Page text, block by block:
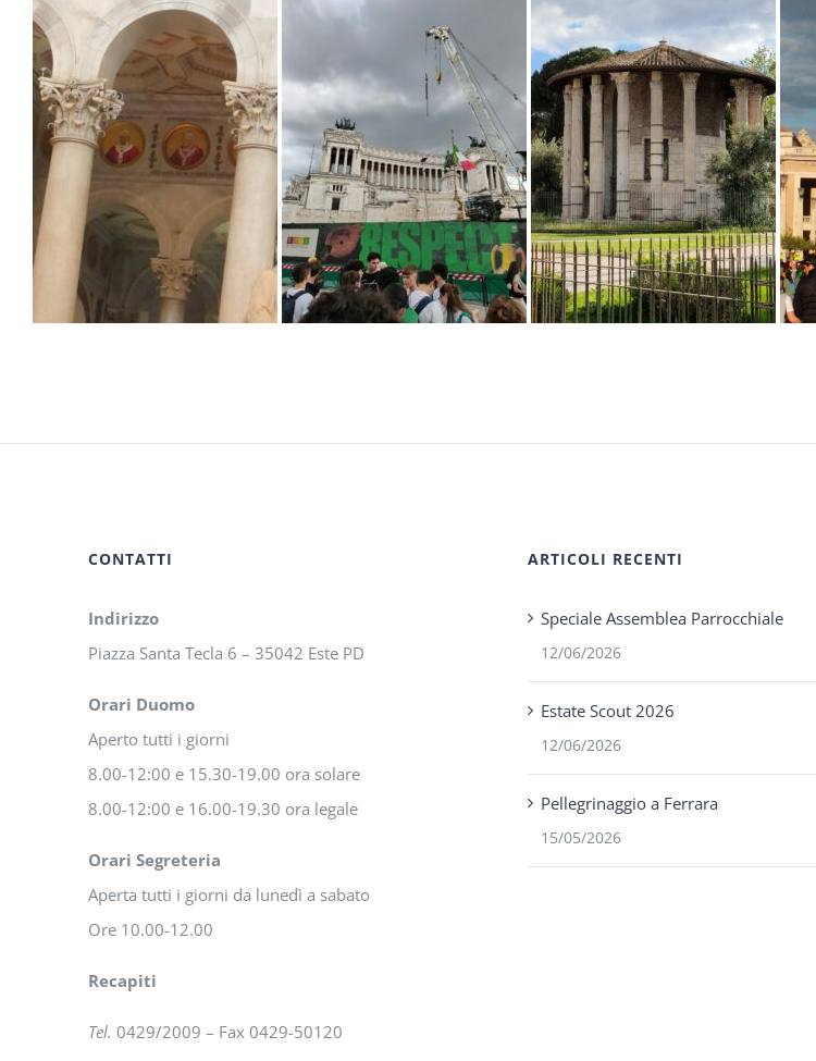
CONTATTI
Indirizzo
Piazza Santa Tecla 6 – 35042 Este PD
Orari Duomo
Aperto tutti i giorni
8.00-12:00 e 15.30-19.00 ora solare
8.00-12:00 e 16.00-19.30 ora legale
Orari Segreteria
Aperta tutti i giorni da lunedì a sabato
Ore 10.00-12.00
Recapiti
Tel. 0429/2009 – Fax 0429-50120
ARTICOLI RECENTI
Speciale Assemblea Parrocchiale
12/06/2026
Estate Scout 2026
12/06/2026
Pellegrinaggio a Ferrara
15/05/2026